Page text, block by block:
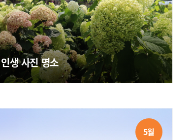
인생 사진 명소
5월